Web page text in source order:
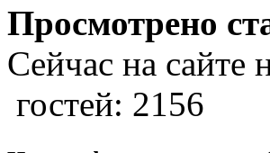
Просмотрено
Сейчас на сайте
гостей: 2156